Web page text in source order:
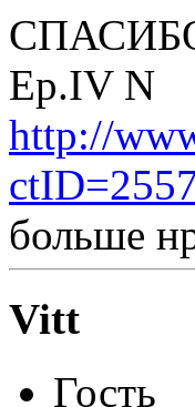
Ep.IV N
http://
больше
Vitt
Гость